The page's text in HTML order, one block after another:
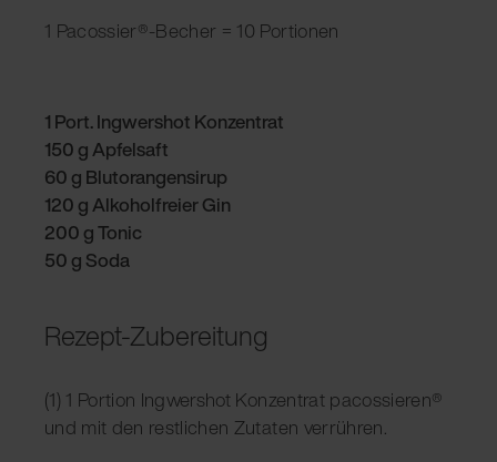
1 Pacossier®-Becher = 10 Portionen
1 Port. Ingwershot Konzentrat
150 g Apfelsaft
60 g Blutorangensirup
120 g Alkoholfreier Gin
200 g Tonic
50 g Soda
Rezept-Zubereitung
(1) 1 Portion Ingwershot Konzentrat pacossieren®
und mit den restlichen Zutaten verrühren.